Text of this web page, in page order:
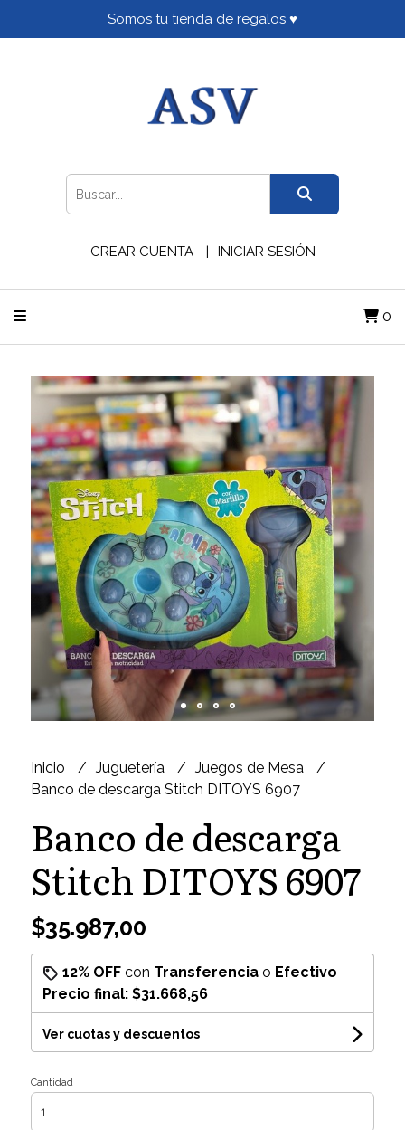
Somos tu tienda de regalos ♥
CREAR CUENTA INICIAR SESIÓN
0
Inicio Juguetería
Juegos de Mesa
Banco de descarga Stitch DITOYS 6907
Banco de descarga
Stitch DITOYS 6907
$35.987,00
12% OFFcon Transferenciao Efectivo
Precio final: $31.668,56
Ver cuotas y descuentos
Cantidad